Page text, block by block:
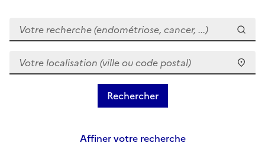
Votre recherche (endométriose, cancer, ...)
Votre localisation (ville ou code postal)
Affiner votre recherche